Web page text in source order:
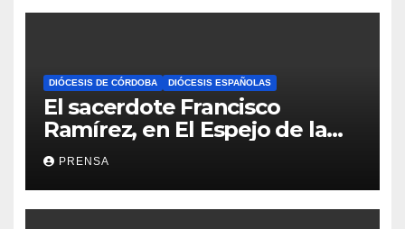
DIÓCESIS DE CÓRDOBA DIÓCESIS ESPAÑOLAS
El sacerdote Francisco
Ramírez, en El Espejo de la
Iglesia
PRENSA